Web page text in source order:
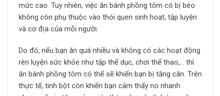
mức cao. Tuy nhiên, việc ăn bánh phồng tôm có bị béo
không còn phụ thuộc vào thói quen sinh hoạt, tập luyện
và cơ địa của mỗi người.
Do đó, nếu bạn ăn quá nhiều và không có các hoạt động
rèn luyện sức khỏe như tập thể dục, chơi thể thao,… thì
ăn bánh phồng tôm có thể sẽ khiến bạn bị tăng cân. Trên
thực tế, tinh bột còn khiến bạn cảm thấy no nhanh